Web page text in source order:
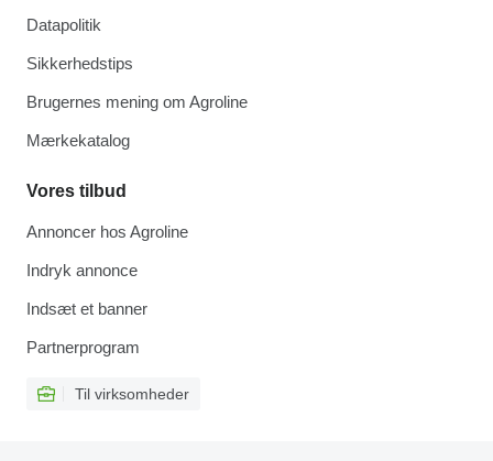
Datapolitik
Sikkerhedstips
Brugernes mening om Agroline
Mærkekatalog
Vores tilbud
Annoncer hos Agroline
Indryk annonce
Indsæt et banner
Partnerprogram
Til virksomheder